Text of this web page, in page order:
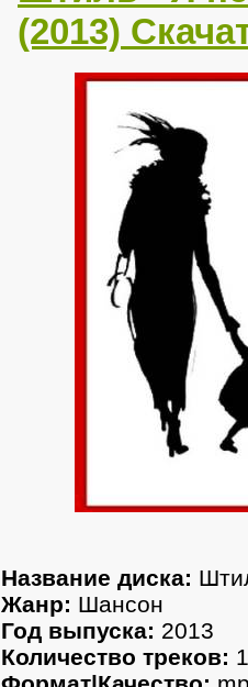
(2013)
Название диска:
Жанр: Шансон
Год выпуска: 2013
Количество треков: